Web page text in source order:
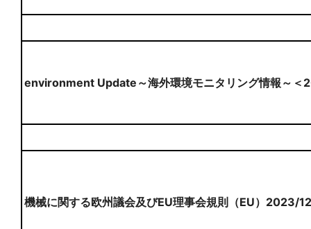
environment Update～海外環境モニタリング情報～＜
機械に関する欧州議会及びEU理事会規則（EU）2023/